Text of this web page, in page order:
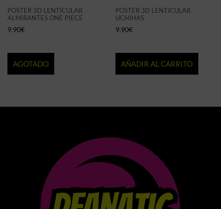
POSTER 3D LENTICULAR
ALMIRANTES ONE PIECE
9.90€
AGOTADO
POSTER 3D LENTICULAR
UCHIHAS
9.90€
AÑADIR AL CARRITO